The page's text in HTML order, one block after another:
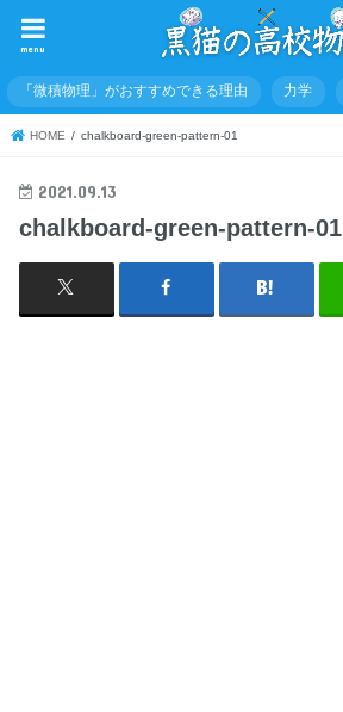
menu
「微積物理」がおすすめできる理由 力学
HOME chalkboard-green-pattern-01
2021.09.13
chalkboard-green-pattern-01